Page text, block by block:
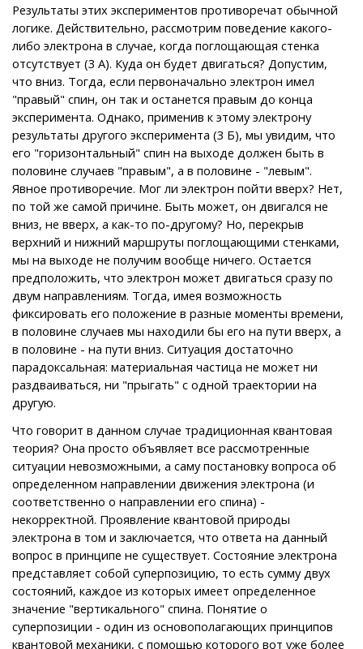
Результаты этих экспериментов противоречат обычной
логике. Действительно, рассмотрим поведение какого-
либо электрона в случае, когда поглощающая стенка
отсутствует (3 А). Куда он будет двигаться? Допустим,
что вниз. Тогда, если первоначально электрон имел
"правый" спин, он так и останется правым до конца
эксперимента. Однако, применив к этому электрону
результаты другого эксперимента (3 Б), мы увидим, что
его "горизонтальный" спин на выходе должен быть в
половине случаев "правым", а в половине - "левым".
Явное противоречие. Мог ли электрон пойти вверх? Нет,
по той же самой причине. Быть может, он двигался не
вниз, не вверх, а как-то по-другому? Но, перекрыв
верхний и нижний маршруты поглощающими стенками,
мы на выходе не получим вообще ничего. Остается
предположить, что электрон может двигаться сразу по
двум направлениям. Тогда, имея возможность
фиксировать его положение в разные моменты времени,
в половине случаев мы находили бы его на пути вверх, а
в половине - на пути вниз. Ситуация достаточно
парадоксальная: материальная частица не может ни
раздваиваться, ни "прыгать" с одной траектории на
другую.
Что говорит в данном случае традиционная квантовая
теория? Она просто объявляет все рассмотренные
ситуации невозможными, а саму постановку вопроса об
определенном направлении движения электрона (и
соответственно о направлении его спина) -
некорректной. Проявление квантовой природы
электрона в том и заключается, что ответа на данный
вопрос в принципе не существует. Состояние электрона
представляет собой суперпозицию, то есть сумму двух
состояний, каждое из которых имеет определенное
значение "вертикального" спина. Понятие о
суперпозиции - один из основополагающих принципов
квантовой механики, с помощью которого вот уже более